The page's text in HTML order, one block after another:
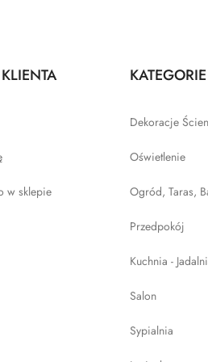
w sklepie
KATEGORIE
Dekoracje
Oświetlenie
Ogród, Taras,
Przedpokój
Kuchnia -
Salon
Sypialnia